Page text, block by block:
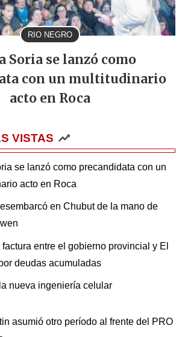
RIO NEGRO
Soria se lanzó como
con un multitudinario
acto en Roca
VISTAS
se lanzó como precandidata con un
acto en Roca
en Chubut de la mano de
factura entre el gobierno provincial y El
deudas acumuladas
nueva ingeniería celular
asumió otro período al frente del PRO